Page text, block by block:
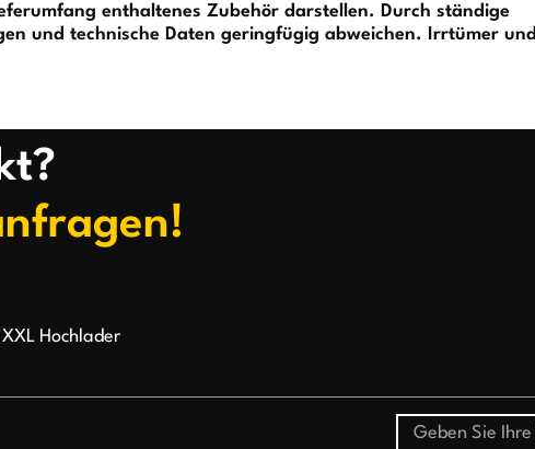
enthaltenes Zubehör darstellen. Durch ständige
und technische Daten geringfügig abweichen. Irrtümer und
Hochlader